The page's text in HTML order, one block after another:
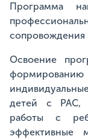
Программа
сопровождения
Освоение
детей с РАС,
работы с
эффективные